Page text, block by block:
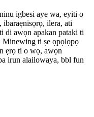
igbesi aye wa, eyiti o
ilera, ati
di awọn apakan pataki ti
ti ṣe ọpọlọpọ
ẹrọ ti o wọ, awọn
irun alailowaya, bbl fun